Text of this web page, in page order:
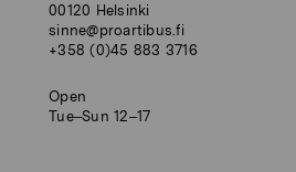
00120 Helsinki
sinne@proartibus.fi
+358 (0)45 883 3716
Open
Tue–Sun 12–17